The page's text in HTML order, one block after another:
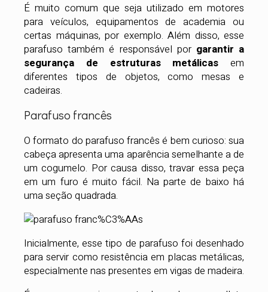
É muito comum que seja utilizado em motores
para veículos, equipamentos de academia ou
certas máquinas, por exemplo. Além disso, esse
parafuso também é responsável porgarantir a
segurança de estruturas metálicas em
diferentes tipos de objetos, como mesas e
cadeiras.
Parafuso francês
O formato do parafuso francês é bem curioso: sua
cabeça apresenta uma aparência semelhante a de
um cogumelo. Por causa disso, travar essa peça
em um furo é muito fácil. Na parte de baixo há
uma seção quadrada.
Inicialmente, esse tipo de parafuso foi desenhado
para servir como resistência em placas metálicas,
especialmente nas presentes em vigas de madeira.